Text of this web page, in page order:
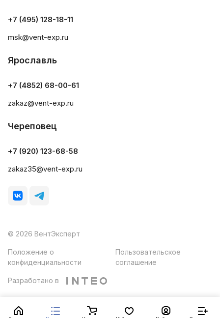
+7 (495) 128-18-11
msk@vent-exp.ru
Ярославль
+7 (4852) 68-00-61
zakaz@vent-exp.ru
Череповец
+7 (920) 123-68-58
zakaz35@vent-exp.ru
© 2026 ВентЭксперт
Положение о
конфиденциальности
Пользовательское
соглашение
Разработано в